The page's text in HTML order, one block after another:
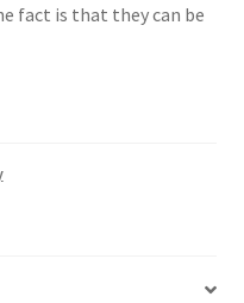
fact is that they can be